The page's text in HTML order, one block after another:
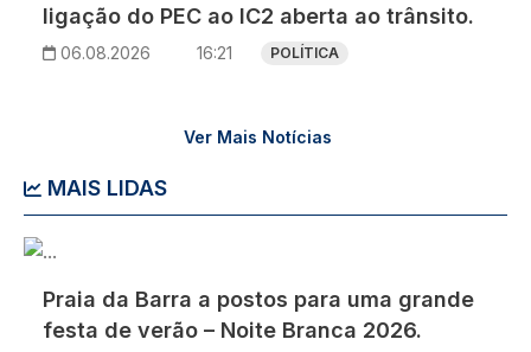
ligação do PEC ao IC2 aberta ao trânsito.
06.08.2026 16:21 POLÍTICA
Ver Mais Notícias
MAIS LIDAS
Imagem
Praia da Barra a postos para uma grande
festa de verão – Noite Branca 2026.